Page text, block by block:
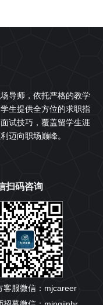
导师，依托严格的教学
生提供全方位的求职指
试技巧，覆盖留学生涯
迈向职场巅峰。
扫码咨询
客服微信：mjcareer